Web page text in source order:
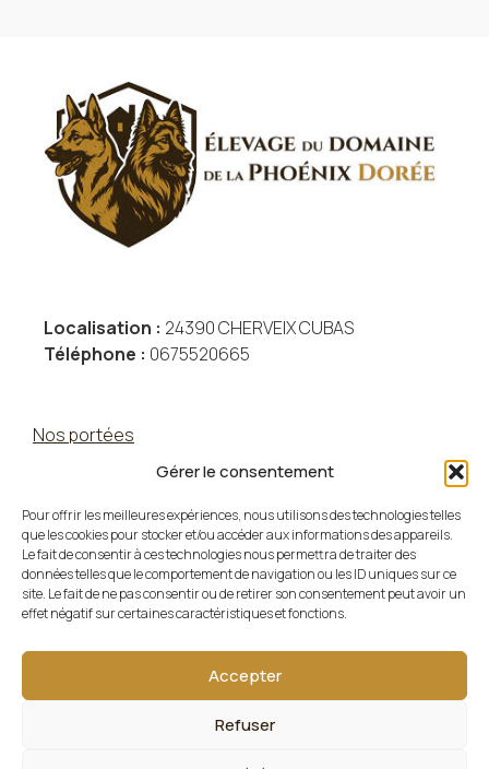
Gérer le consentement
Pour offrir les meilleures expériences, nous utilisons des technologies telles
que les cookies pour stocker et/ou accéder aux informations des appareils.
Le fait de consentir à ces technologies nous permettra de traiter des
données telles que le comportement de navigation ou les ID uniques sur ce
site. Le fait de ne pas consentir ou de retirer son consentement peut avoir un
effet négatif sur certaines caractéristiques et fonctions.
Accepter
Refuser
Localisation : 24390 CHERVEIX CUBAS
Téléphone : 0675520665
Nos portées
Nos reproducteurs
Tous les chiots
À propos de l’élevage
Contact
Politique de cookies (UE)